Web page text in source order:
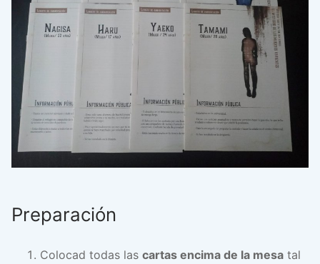
Preparación
Colocad todas las cartas encima de la mesa tal